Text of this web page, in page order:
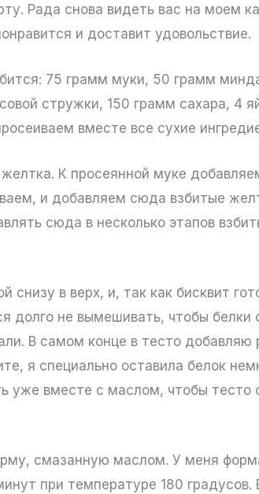
Рада снова видеть вас на моем
и доставит удовольствие.
75 грамм муки, 50 грамм
стружки, 150 грамм сахара, 4
вместе все сухие
К просеянной муке
и добавляем сюда взбитые
сюда в несколько этапов
снизу в верх, и, так как бисквит
долго не вымешивать, чтобы белки
В самом конце в тесто добавляю
я специально оставила белок
вместе с маслом, чтобы тесто
смазанную маслом. У меня
при температуре 180 градусов.